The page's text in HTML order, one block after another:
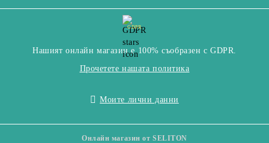
GDPR
Нашият онлайн магазин е 100% съобразен с GDPR.
Прочетете нашата политика
Моите лични данни
Онлайн магазин от SELITON